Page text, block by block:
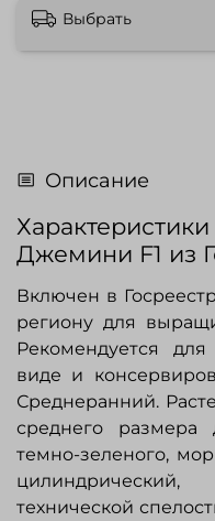
Выбрать
Описание
Джемини F1 из
Включен в
региону для
Рекомендуется
виде и
Среднеранний.
среднего
темно-зеленого,
технической